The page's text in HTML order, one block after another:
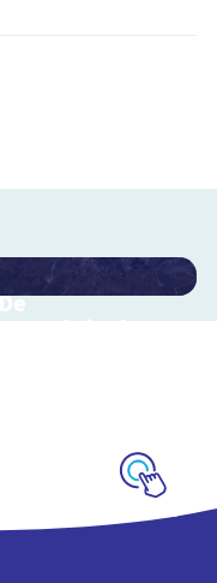
Schoolplaat